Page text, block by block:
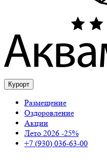
Курорт
Размещение
Оздоровление
Акции
Лето 2026 -25%
+7 (930) 036-63-00